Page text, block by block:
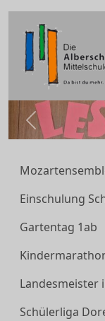
zurück
Einschulung
Gartentag 1ab
Landesmeister
Schülerliga